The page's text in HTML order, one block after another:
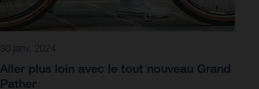
30 janv. 2024
Aller plus loin avec le tout nouveau Grand
Pather